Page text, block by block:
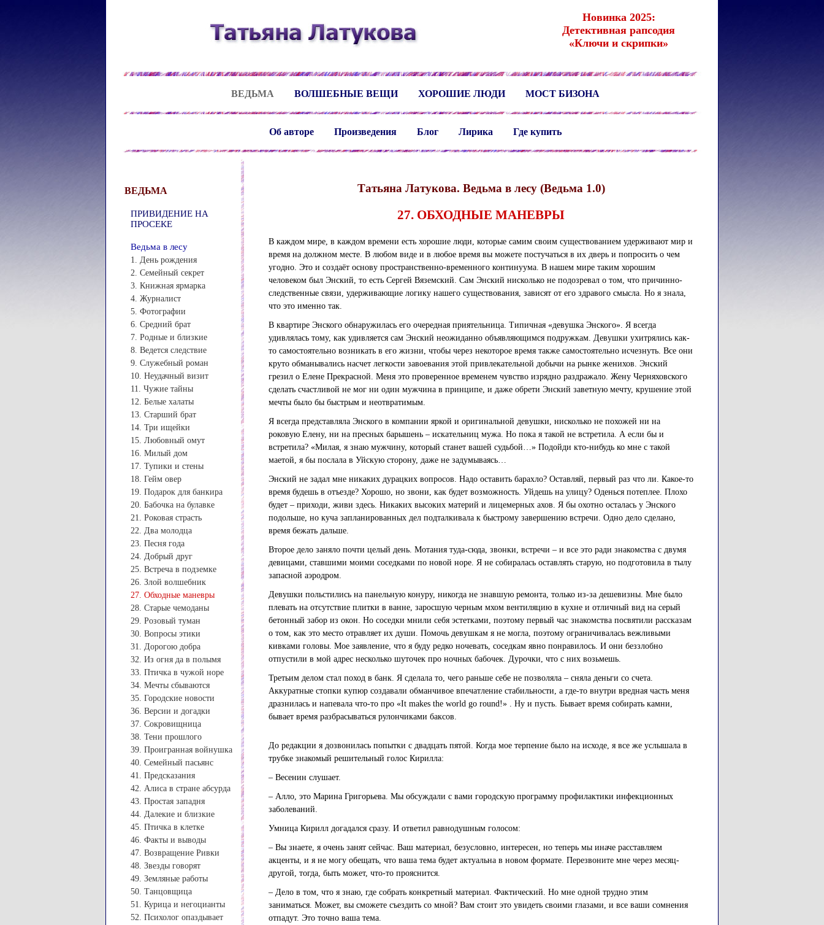
Новинка 2025:
Детективная рапсодия
«Ключи и скрипки»
ВЕДЬМА ВОЛШЕБНЫЕ ВЕЩИ ХОРОШИЕ ЛЮДИ МОСТ БИЗОНА
Об авторе Произведения Блог Лирика Где купить
ВЕДЬМА
ПРИВИДЕНИЕ НА
ПРОСЕКЕ
Ведьма в лесу
1. День рождения
2. Семейный секрет
3. Книжная ярмарка
4. Журналист
5. Фотографии
6. Средний брат
7. Родные и близкие
8. Ведется следствие
9. Служебный роман
10. Неудачный визит
11. Чужие тайны
12. Белые халаты
13. Старший брат
14. Три ищейки
15. Любовный омут
16. Милый дом
17. Тупики и стены
18. Гейм овер
19. Подарок для банкира
20. Бабочка на булавке
21. Роковая страсть
22. Два молодца
23. Песня года
24. Добрый друг
25. Встреча в подземке
26. Злой волшебник
27. Обходные маневры
28. Старые чемоданы
29. Розовый туман
30. Вопросы этики
31. Дорогою добра
32. Из огня да в полымя
33. Птичка в чужой норе
34. Мечты сбываются
35. Городские новости
36. Версии и догадки
37. Сокровищница
38. Тени прошлого
39. Проигранная войнушка
40. Семейный пасьянс
41. Предсказания
42. Алиса в стране абсурда
43. Простая западня
44. Далекие и близкие
45. Птичка в клетке
46. Факты и выводы
47. Возвращение Ривки
48. Звезды говорят
49. Земляные работы
50. Танцовщица
51. Курица и негоцианты
52. Психолог опаздывает
Татьяна Латукова. Ведьма в лесу (Ведьма 1.0)
27. ОБХОДНЫЕ МАНЕВРЫ
В каждом мире, в каждом времени есть хорошие люди, которые самим своим существованием удерживают мир и
время на должном месте. В любом виде и в любое время вы можете постучаться в их дверь и попросить о чем
угодно. Это и создаёт основу пространственно-временного континуума. В нашем мире таким хорошим
человеком был Энский, то есть Сергей Вяземский. Сам Энский нисколько не подозревал о том, что причинно-
следственные связи, удерживающие логику нашего существования, зависят от его здравого смысла. Но я знала,
что это именно так.
В квартире Энского обнаружилась его очередная приятельница. Типичная «девушка Энского». Я всегда
удивлялась тому, как удивляется сам Энский неожиданно объявляющимся подружкам. Девушки ухитрялись как-
то самостоятельно возникать в его жизни, чтобы через некоторое время также самостоятельно исчезнуть. Все они
круто обманывались насчет легкости завоевания этой привлекательной добычи на рынке женихов. Энский
грезил о Елене Прекрасной. Меня это проверенное временем чувство изрядно раздражало. Жену Черняховского
сделать счастливой не мог ни один мужчина в принципе, и даже обрети Энский заветную мечту, крушение этой
мечты было бы быстрым и неотвратимым.
Я всегда представляла Энского в компании яркой и оригинальной девушки, нисколько не похожей ни на
роковую Елену, ни на пресных барышень – искательниц мужа. Но пока я такой не встретила. А если бы и
встретила? «Милая, я знаю мужчину, который станет вашей судьбой…» Подойди кто-нибудь ко мне с такой
маетой, я бы послала в Уйскую сторону, даже не задумываясь…
Энский не задал мне никаких дурацких вопросов. Надо оставить барахло? Оставляй, первый раз что ли. Какое-то
время будешь в отъезде? Хорошо, но звони, как будет возможность. Уйдешь на улицу? Оденься потеплее. Плохо
будет – приходи, живи здесь. Никаких высоких материй и лицемерных ахов. Я бы охотно осталась у Энского
подольше, но куча запланированных дел подталкивала к быстрому завершению встречи. Одно дело сделано,
время бежать дальше.
Второе дело заняло почти целый день. Мотания туда-сюда, звонки, встречи – и все это ради знакомства с двумя
девицами, ставшими моими соседками по новой норе. Я не собиралась оставлять старую, но подготовила в тылу
запасной аэродром.
Девушки польстились на панельную конуру, никогда не знавшую ремонта, только из-за дешевизны. Мне было
плевать на отсутствие плитки в ванне, заросшую черным мхом вентиляцию в кухне и отличный вид на серый
бетонный забор из окон. Но соседки мнили себя эстетками, поэтому первый час знакомства посвятили рассказам
о том, как это место отравляет их души. Помочь девушкам я не могла, поэтому ограничивалась вежливыми
кивками головы. Мое заявление, что я буду редко ночевать, соседкам явно понравилось. И они беззлобно
отпустили в мой адрес несколько шуточек про ночных бабочек. Дурочки, что с них возьмешь.
Третьим делом стал поход в банк. Я сделала то, чего раньше себе не позволяла – сняла деньги со счета.
Аккуратные стопки купюр создавали обманчивое впечатление стабильности, а где-то внутри вредная часть меня
дразнилась и напевала что-то про «It makes the world go round!» . Ну и пусть. Бывает время собирать камни,
бывает время разбрасываться рулончиками баксов.
До редакции я дозвонилась попытки с двадцать пятой. Когда мое терпение было на исходе, я все же услышала в
трубке знакомый решительный голос Кирилла:
– Весенин слушает.
– Алло, это Марина Григорьева. Мы обсуждали с вами городскую программу профилактики инфекционных
заболеваний.
Умница Кирилл догадался сразу. И ответил равнодушным голосом:
– Вы знаете, я очень занят сейчас. Ваш материал, безусловно, интересен, но теперь мы иначе расставляем
акценты, и я не могу обещать, что ваша тема будет актуальна в новом формате. Перезвоните мне через месяц-
другой, тогда, быть может, что-то прояснится.
– Дело в том, что я знаю, где собрать конкретный материал. Фактический. Но мне одной трудно этим
заниматься. Может, вы сможете съездить со мной? Вам стоит это увидеть своими глазами, и все ваши сомнения
отпадут. Это точно ваша тема.